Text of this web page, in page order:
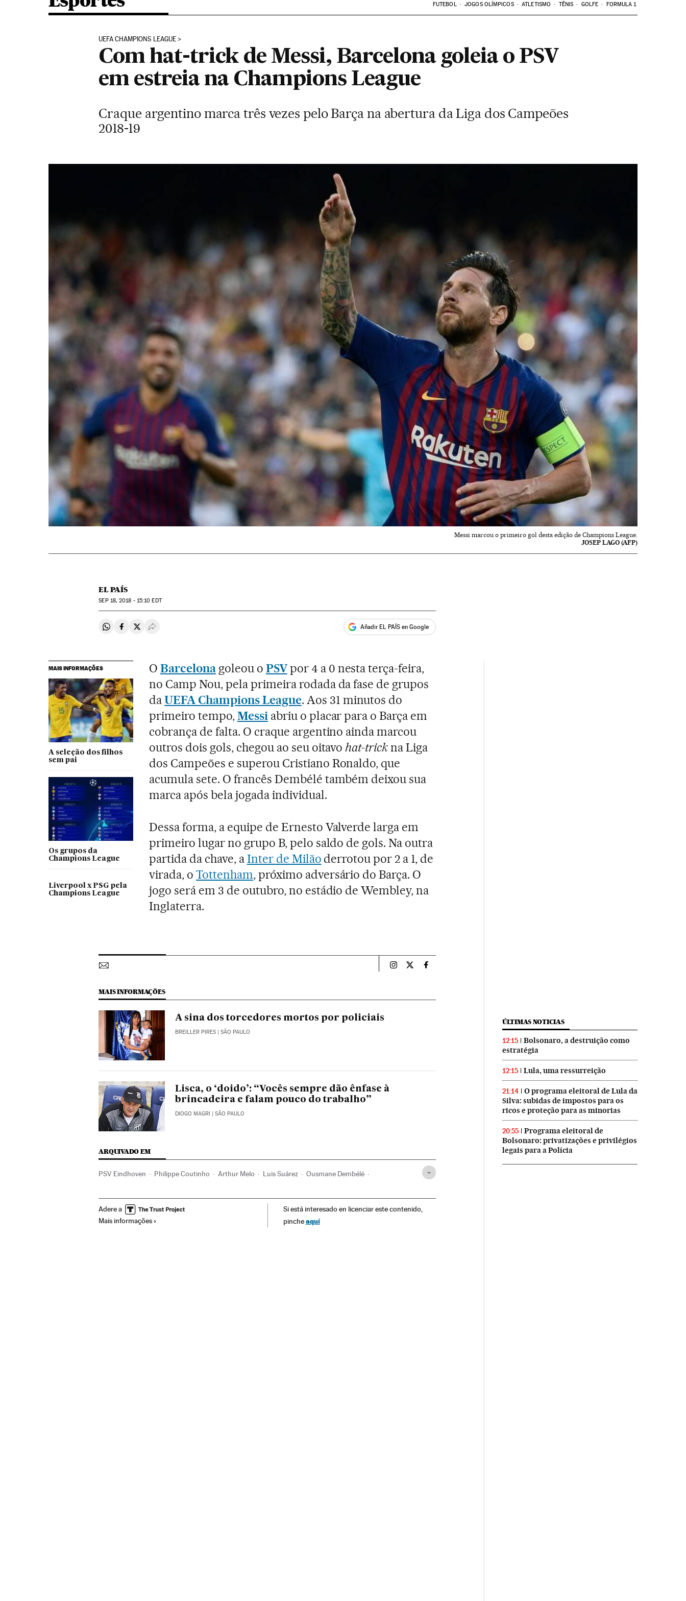
FUTEBOL JOGOS OLÍMPICOS ATLETISMO TÊNIS GOLFE FORMULA 1
UEFA CHAMPIONS LEAGUE
Com hat-trick de Messi, Barcelona goleia o PSV
em estreia na Champions League
Craque argentino marca três vezes pelo Barça na abertura da Liga dos Campeões
2018-19
Messi marcou o primeiro gol desta edição de Champions League.
JOSEP LAGO (AFP)
EL PAÍS
SEP18, 2018 - 15:10 EDT
Compartir en Whatsapp
Compartir en Facebook
Compartir en Twitter
Desplegar Redes Sociales Añadir EL PAÍS en Google
MAIS INFORMAÇÕES
A seleção dos filhos
sem pai
Os grupos da
Champions League
Liverpool x PSG pela
Champions League
OBarcelonagoleou o PSVpor 4 a 0 nesta terça-feira,
no Camp Nou, pela primeira rodada da fase de grupos
daUEFA Champions League. Aos 31 minutos do
primeiro tempo,Messiabriu o placar para o Barça em
cobrança de falta. O craque argentino ainda marcou
outros dois gols, chegou ao seu oitavohat-trickna Liga
dos Campeões e superou Cristiano Ronaldo, que
acumula sete. O francês Dembélé também deixou sua
marca após bela jogada individual.
Dessa forma, a equipe de Ernesto Valverde larga em
primeiro lugar no grupo B, pelo saldo de gols. Na outra
partida da chave, aInter de Milão derrotou por 2 a 1, de
virada, o Tottenham, próximo adversário do Barça. O
jogo será em 3 de outubro, no estádio de Wembley, na
Inglaterra.
Esportes El País Brasil en Instagram
Esportes El País Brasil en Twitter
Esportes El País Brasil en Facebook
MAIS INFORMAÇÕES
A sina dos torcedores mortos por policiais
BREILLER PIRES | SÃO PAULO
Lisca, o ‘doido’: “Vocês sempre dão ênfase à
brincadeira e falam pouco do trabalho”
DIOGO MAGRI | SÃO PAULO
ARQUIVADO EM
PSV Eindhoven Philippe Coutinho Arthur Melo Luis Suárez Ousmane Dembélé
Brasil Times esportes América do Sul América Internet
Adere a
Mais informações
Si está interesado en licenciar este contenido,
pincheaquí
ÚLTIMAS NOTICIAS
12:15
Bolsonaro, a destruição como
estratégia
12:15 Lula, uma ressurreição
21:14
O programa eleitoral de Lula da
Silva: subidas de impostos para os
ricos e proteção para as minorias
20:55
Programa eleitoral de
Bolsonaro: privatizações e privilégios
legais para a Polícia